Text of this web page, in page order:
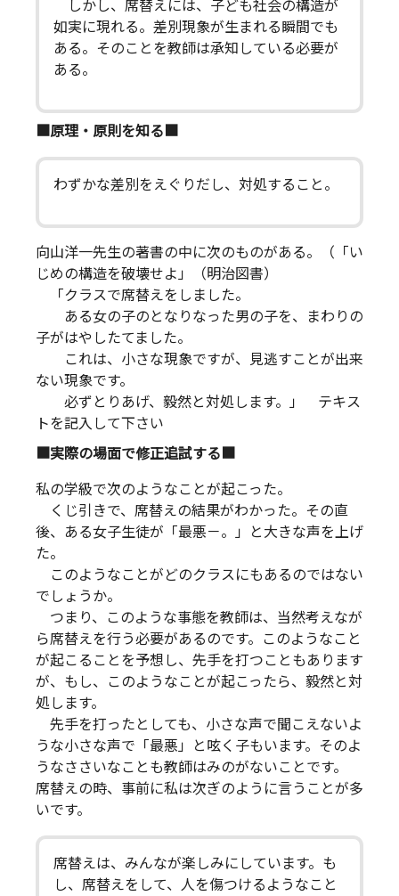
しかし、席替えには、子ども社会の構造が
如実に現れる。差別現象が生まれる瞬間でも
ある。そのことを教師は承知している必要が
ある。
■原理・原則を知る■
わずかな差別をえぐりだし、対処すること。
向山洋一先生の著書の中に次のものがある。（「い
じめの構造を破壊せよ」（明治図書）
「クラスで席替えをしました。
ある女の子のとなりなった男の子を、まわりの
子がはやしたてました。
これは、小さな現象ですが、見逃すことが出来
ない現象です。
必ずとりあげ、毅然と対処します。」 テキス
トを記入して下さい
■実際の場面で修正追試する■
私の学級で次のようなことが起こった。
くじ引きで、席替えの結果がわかった。その直
後、ある女子生徒が「最悪－。」と大きな声を上げ
た。
このようなことがどのクラスにもあるのではない
でしょうか。
つまり、このような事態を教師は、当然考えなが
ら席替えを行う必要があるのです。このようなこと
が起こることを予想し、先手を打つこともあります
が、もし、このようなことが起こったら、毅然と対
処します。
先手を打ったとしても、小さな声で聞こえないよ
うな小さな声で「最悪」と呟く子もいます。そのよ
うなささいなことも教師はみのがないことです。
席替えの時、事前に私は次ぎのように言うことが多
いです。
席替えは、みんなが楽しみにしています。も
し、席替えをして、人を傷つけるようなこと